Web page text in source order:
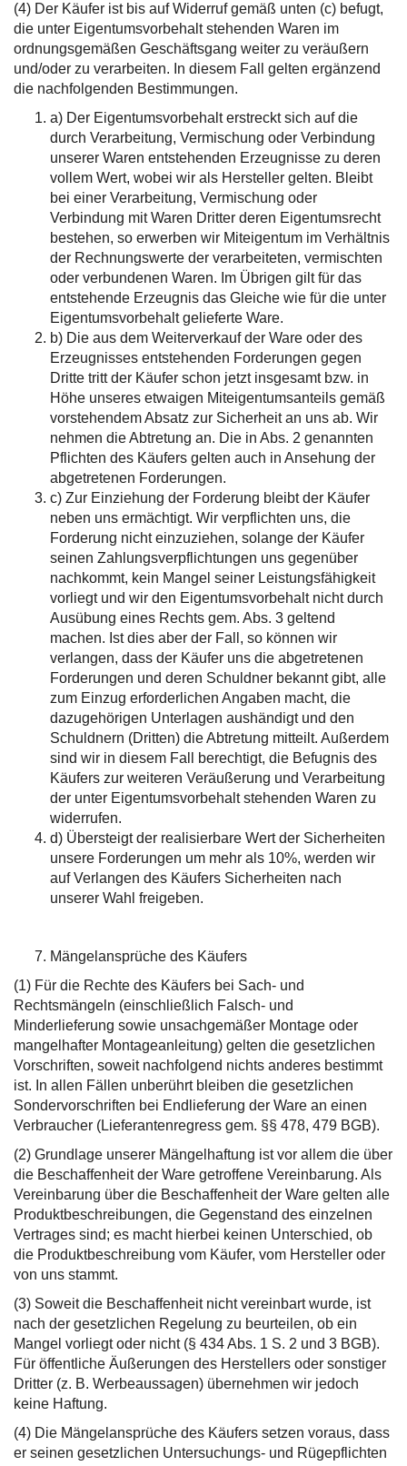
(4) Der Käufer ist bis auf Widerruf gemäß unten (c) befugt,
die unter Eigentumsvorbehalt stehenden Waren im
ordnungsgemäßen Geschäftsgang weiter zu veräußern
und/oder zu verarbeiten. In diesem Fall gelten ergänzend
die nachfolgenden Bestimmungen.
a) Der Eigentumsvorbehalt erstreckt sich auf die
durch Verarbeitung, Vermischung oder Verbindung
unserer Waren entstehenden Erzeugnisse zu deren
vollem Wert, wobei wir als Hersteller gelten. Bleibt
bei einer Verarbeitung, Vermischung oder
Verbindung mit Waren Dritter deren Eigentumsrecht
bestehen, so erwerben wir Miteigentum im Verhältnis
der Rechnungswerte der verarbeiteten, vermischten
oder verbundenen Waren. Im Übrigen gilt für das
entstehende Erzeugnis das Gleiche wie für die unter
Eigentumsvorbehalt gelieferte Ware.
b) Die aus dem Weiterverkauf der Ware oder des
Erzeugnisses entstehenden Forderungen gegen
Dritte tritt der Käufer schon jetzt insgesamt bzw. in
Höhe unseres etwaigen Miteigentumsanteils gemäß
vorstehendem Absatz zur Sicherheit an uns ab. Wir
nehmen die Abtretung an. Die in Abs. 2 genannten
Pflichten des Käufers gelten auch in Ansehung der
abgetretenen Forderungen.
c) Zur Einziehung der Forderung bleibt der Käufer
neben uns ermächtigt. Wir verpflichten uns, die
Forderung nicht einzuziehen, solange der Käufer
seinen Zahlungsverpflichtungen uns gegenüber
nachkommt, kein Mangel seiner Leistungsfähigkeit
vorliegt und wir den Eigentumsvorbehalt nicht durch
Ausübung eines Rechts gem. Abs. 3 geltend
machen. Ist dies aber der Fall, so können wir
verlangen, dass der Käufer uns die abgetretenen
Forderungen und deren Schuldner bekannt gibt, alle
zum Einzug erforderlichen Angaben macht, die
dazugehörigen Unterlagen aushändigt und den
Schuldnern (Dritten) die Abtretung mitteilt. Außerdem
sind wir in diesem Fall berechtigt, die Befugnis des
Käufers zur weiteren Veräußerung und Verarbeitung
der unter Eigentumsvorbehalt stehenden Waren zu
widerrufen.
d) Übersteigt der realisierbare Wert der Sicherheiten
unsere Forderungen um mehr als 10%, werden wir
auf Verlangen des Käufers Sicherheiten nach
unserer Wahl freigeben.
Mängelansprüche des Käufers
(1) Für die Rechte des Käufers bei Sach- und
Rechtsmängeln (einschließlich Falsch- und
Minderlieferung sowie unsachgemäßer Montage oder
mangelhafter Montageanleitung) gelten die gesetzlichen
Vorschriften, soweit nachfolgend nichts anderes bestimmt
ist. In allen Fällen unberührt bleiben die gesetzlichen
Sondervorschriften bei Endlieferung der Ware an einen
Verbraucher (Lieferantenregress gem. §§ 478, 479 BGB).
(2) Grundlage unserer Mängelhaftung ist vor allem die über
die Beschaffenheit der Ware getroffene Vereinbarung. Als
Vereinbarung über die Beschaffenheit der Ware gelten alle
Produktbeschreibungen, die Gegenstand des einzelnen
Vertrages sind; es macht hierbei keinen Unterschied, ob
die Produktbeschreibung vom Käufer, vom Hersteller oder
von uns stammt.
(3) Soweit die Beschaffenheit nicht vereinbart wurde, ist
nach der gesetzlichen Regelung zu beurteilen, ob ein
Mangel vorliegt oder nicht (§ 434 Abs. 1 S. 2 und 3 BGB).
Für öffentliche Äußerungen des Herstellers oder sonstiger
Dritter (z. B. Werbeaussagen) übernehmen wir jedoch
keine Haftung.
(4) Die Mängelansprüche des Käufers setzen voraus, dass
er seinen gesetzlichen Untersuchungs- und Rügepflichten